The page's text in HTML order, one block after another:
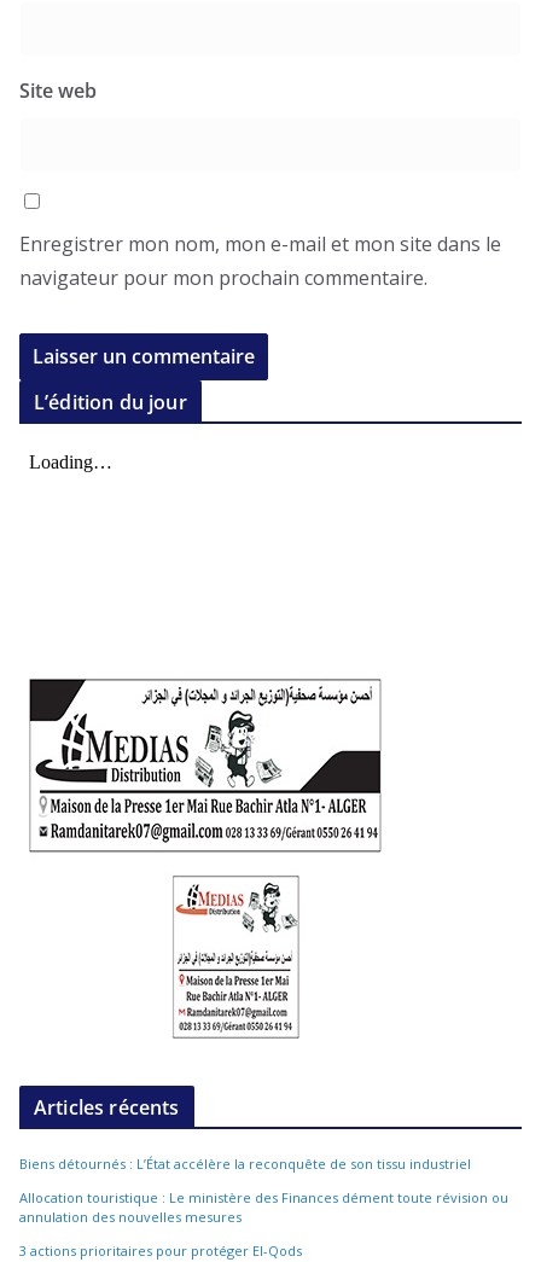
Site web
Enregistrer mon nom, mon e-mail et mon site dans le
navigateur pour mon prochain commentaire.
L’édition du jour
Articles récents
Biens détournés : L’État accélère la reconquête de son tissu industriel
Allocation touristique : Le ministère des Finances dément toute révision ou
annulation des nouvelles mesures
3 actions prioritaires pour protéger El-Qods